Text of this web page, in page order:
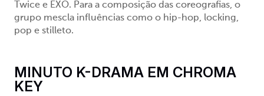
Twice e EXO. Para a composição das coreografias, o
grupo mescla influências como o hip-hop, locking,
pop e stilleto.
MINUTO K-DRAMA EM CHROMA
KEY